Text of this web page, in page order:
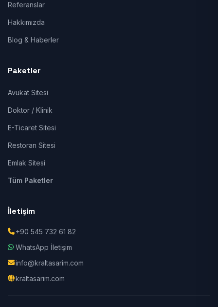
Referanslar
Hakkımızda
Blog & Haberler
Paketler
Avukat Sitesi
Doktor / Klinik
E-Ticaret Sitesi
Restoran Sitesi
Emlak Sitesi
Tüm Paketler
İletişim
+90 545 732 61 82
WhatsApp İletişim
info@kraltasarim.com
kraltasarim.com